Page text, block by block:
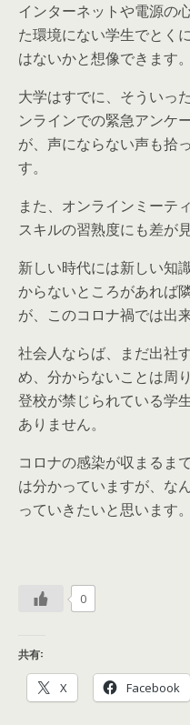
インターネットや電源の
た環境にない学生でとく
はないかと想像できます。
大学はすでに、そういっ
ンラインでの緊急アンケ
が、声にならない声も拾
す。
また、オンラインミーテ
スキルの習熟度にも差が
新しい時代には新しい知
からないところがあれば
が、このコロナ禍では出
社会人ならば、まだ出社
め、分からないことは周
登校が禁じられている学
ありません。
コロナの感染が収まるま
は分かっていますが、な
っていきたいと思います。
0
共有:
X Facebook